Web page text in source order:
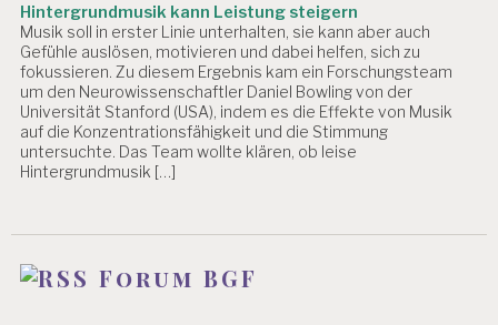
Hintergrundmusik kann Leistung steigern
Musik soll in erster Linie unterhalten, sie kann aber auch
Gefühle auslösen, motivieren und dabei helfen, sich zu
fokussieren. Zu diesem Ergebnis kam ein Forschungsteam
um den Neurowissenschaftler Daniel Bowling von der
Universität Stanford (USA), indem es die Effekte von Musik
auf die Konzentrationsfähigkeit und die Stimmung
untersuchte. Das Team wollte klären, ob leise
Hintergrundmusik […]
Forum BGF